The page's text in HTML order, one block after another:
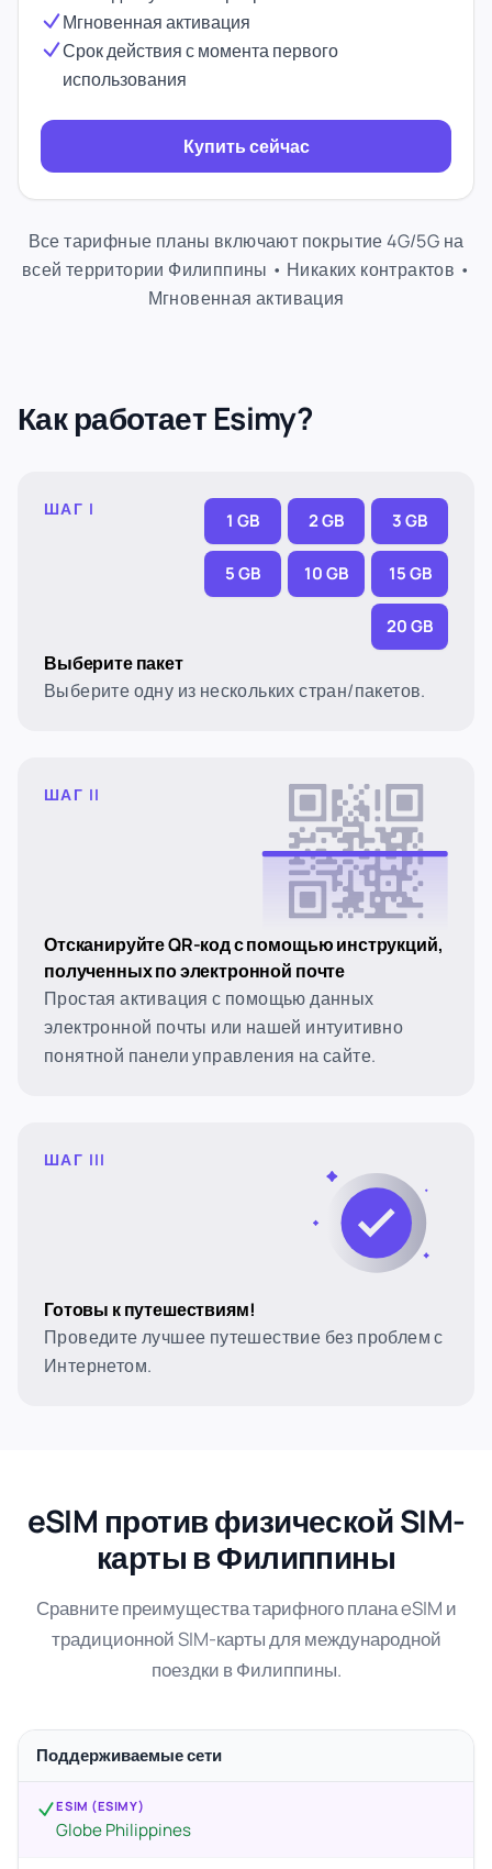
Мгновенная активация
Срок действия с момента первого
использования
Купить сейчас
Все тарифные планы включают покрытие 4G/5G на
всей территории Филиппины • Никаких контрактов •
Мгновенная активация
Как работает Esimy?
ШАГ I
1 GB 2 GB 3 GB
5 GB 10 GB 15 GB
20 GB
Выберите пакет
Выберите одну из нескольких стран/пакетов.
ШАГ II
Отсканируйте QR-код с помощью инструкций,
полученных по электронной почте
Простая активация с помощью данных
электронной почты или нашей интуитивно
понятной панели управления на сайте.
ШАГ III
Готовы к путешествиям!
Проведите лучшее путешествие без проблем с
Интернетом.
eSIM против физической SIM-
карты в Филиппины
Сравните преимущества тарифного плана eSIM и
традиционной SIM-карты для международной
поездки в Филиппины.
Поддерживаемые сети
ESIM (ESIMY)
Globe Philippines